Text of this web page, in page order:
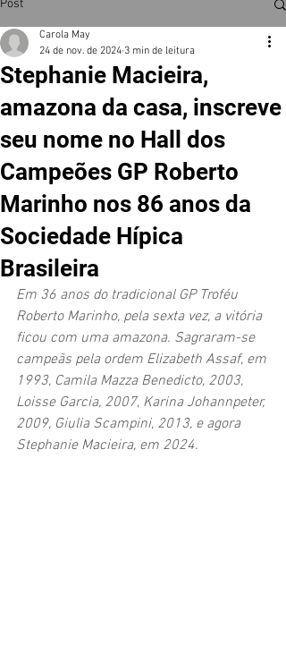
Post
Stephanie Macieira,
amazona da casa, inscreve
seu nome no Hall dos
Campeões GP Roberto
Marinho nos 86 anos da
Sociedade Hípica
Brasileira
Carola May
24 de nov. de 2024 3 min de leitura
Em 36 anos do tradicional GP Troféu
Roberto Marinho, pela sexta vez, a vitória
ficou com uma amazona. Sagraram-se
campeãs pela ordem Elizabeth Assaf, em
1993, Camila Mazza Benedicto, 2003,
Loisse Garcia, 2007, Karina Johannpeter,
2009, Giulia Scampini, 2013, e agora
Stephanie Macieira, em 2024.